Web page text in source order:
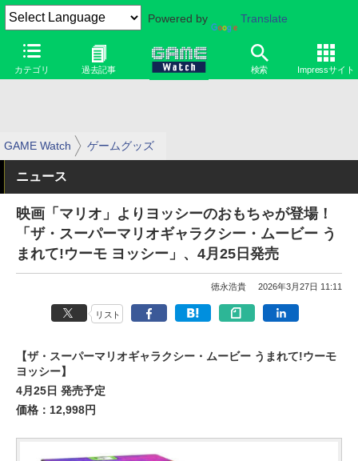
Powered by Translate
カテゴリ 過去記事 検索 Impressサイト
GAME Watch ゲームグッズ
ニュース
映画「マリオ」よりヨッシーのおもちゃが登場！
「ザ・スーパーマリオギャラクシー・ムービー う
まれて!ウーモ ヨッシー」、4月25日発売
徳永浩貴 2026年3月27日 11:11
リスト
【ザ・スーパーマリオギャラクシー・ムービー うまれて!ウーモ
ヨッシー】
4月25日 発売予定
価格：12,998円